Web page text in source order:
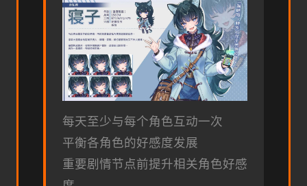
每天至少与每个角色互动一次
平衡各角色的好感度发展
重要剧情节点前提升相关角色好感